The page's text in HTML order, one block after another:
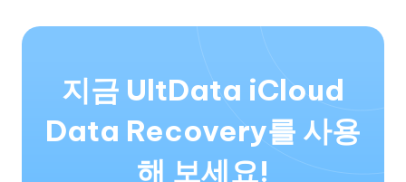
지금 UltData iCloud
Data Recovery를 사용
해 보세요!